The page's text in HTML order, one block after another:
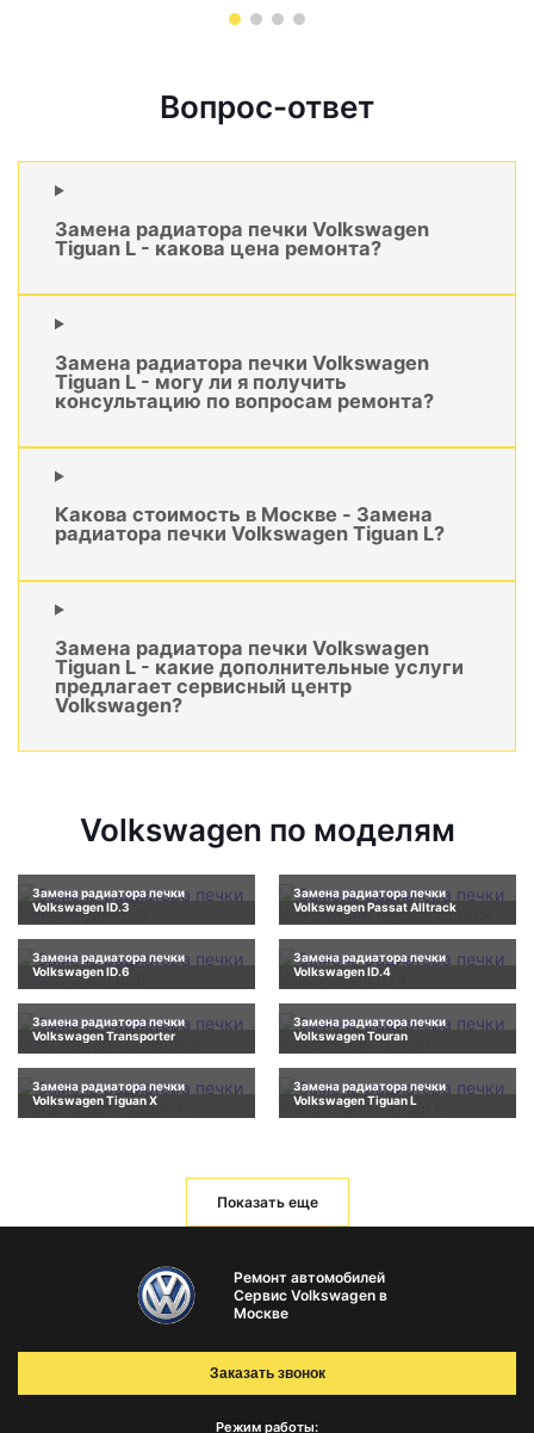
Вопрос-ответ
Замена радиатора печки Volkswagen
Tiguan L - какова цена ремонта?
Замена радиатора печки Volkswagen
Tiguan L - могу ли я получить
консультацию по вопросам ремонта?
Какова стоимость в Москве - Замена
радиатора печки Volkswagen Tiguan L?
Замена радиатора печки Volkswagen
Tiguan L - какие дополнительные услуги
предлагает сервисный центр
Volkswagen?
Volkswagen по моделям
Замена радиатора печки
Volkswagen ID.3
Замена радиатора печки
Volkswagen Passat Alltrack
Замена радиатора печки
Volkswagen ID.6
Замена радиатора печки
Volkswagen ID.4
Замена радиатора печки
Volkswagen Transporter
Замена радиатора печки
Volkswagen Touran
Замена радиатора печки
Volkswagen Tiguan X
Замена радиатора печки
Volkswagen Tiguan L
Показать еще
Ремонт автомобилей
Сервис Volkswagen в
Москве
Режим работы:
Заказать звонок